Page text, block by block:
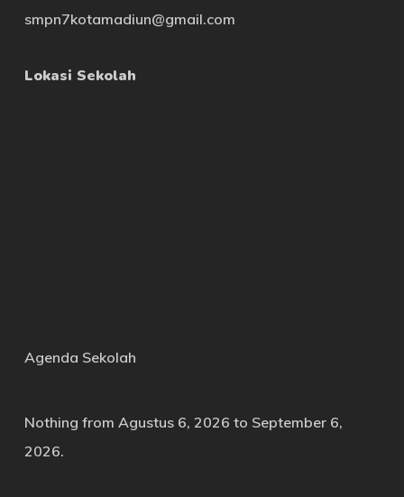
smpn7kotamadiun@gmail.com
Lokasi Sekolah
Agenda Sekolah
Nothing from Agustus 6, 2026 to September 6,
2026.